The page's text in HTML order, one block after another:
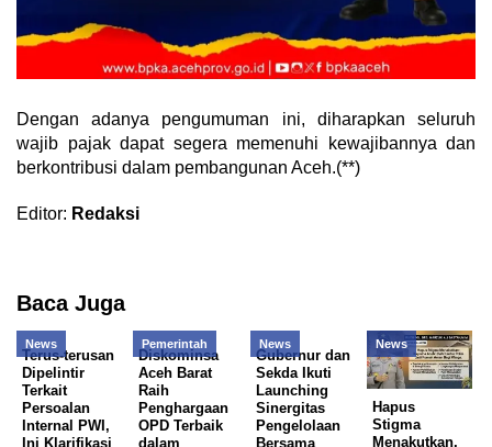
Dengan adanya pengumuman ini, diharapkan seluruh
wajib pajak dapat segera memenuhi kewajibannya dan
berkontribusi dalam pembangunan Aceh.(**)
Editor: Redaksi
Baca Juga
News
Terus-terusan
Dipelintir
Terkait
Persoalan
Internal PWI,
Ini Klarifikasi
Pemerintah
Diskominsa
Aceh Barat
Raih
Penghargaan
OPD Terbaik
dalam
News
Gubernur dan
Sekda Ikuti
Launching
Sinergitas
Pengelolaan
Bersama
News
Hapus
Stigma
Menakutkan,